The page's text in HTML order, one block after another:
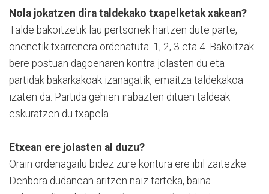
Nola jokatzen dira taldekako txapelketak xakean?
Talde bakoitzetik lau pertsonek hartzen dute parte,
onenetik txarrenera ordenatuta: 1, 2, 3 eta 4. Bakoitzak
bere postuan dagoenaren kontra jolasten du eta
partidak bakarkakoak izanagatik, emaitza taldekakoa
izaten da. Partida gehien irabazten dituen taldeak
eskuratzen du txapela.
Etxean ere jolasten al duzu?
Orain ordenagailu bidez zure kontura ere ibil zaitezke.
Denbora dudanean aritzen naiz tarteka, baina